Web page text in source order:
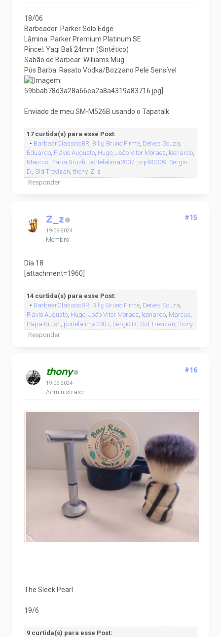
18/06
Barbeador: Parker Solo Edge
Lâmina: Parker Premium Platinum SE
Pincel: Yaqi Bali 24mm (Sintético)
Sabão de Barbear: Williams Mug
Pós Barba: Rasato Vodka/Bozzano Pele Sensível
Enviado de meu SM-M526B usando o Tapatalk
17 curtida(s) para esse Post:
• BarbearClassicoBR Billy, Bruno Firme, Deives Souza
Eduardo, Flávio Augusto, Hugo, João Vitor Moraes leonardo,
Marcus Papa Brush portelalima2007, pqd83309, Sergio
D. Sid Trevizan thony, Z_z
Responder
Z_z
19-06-2024
Membro
#15
Dia 18
[attachment=1960]
14 curtida(s) para esse Post:
• BarbearClassicoBR Billy, Bruno Firme, Deives Souza
Flávio Augusto, Hugo, João Vitor Moraes leonardo, Marcus
Papa Brush portelalima2007, Sergio D. Sid Trevizan thony
Responder
thony
19-06-2024
Administrator
#16
The Sleek Pearl
19/6
9 curtida(s) para esse Post: